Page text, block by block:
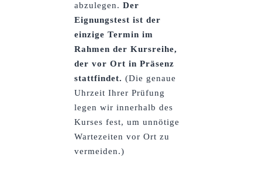
abzulegen.Der
Eignungstest ist der
einzige Termin im
Rahmen der Kursreihe,
der vor Ort in Präsenz
stattfindet. (Die genaue
Uhrzeit Ihrer Prüfung
legen wir innerhalb des
Kurses fest, um unnötige
Wartezeiten vor Ort zu
vermeiden.)